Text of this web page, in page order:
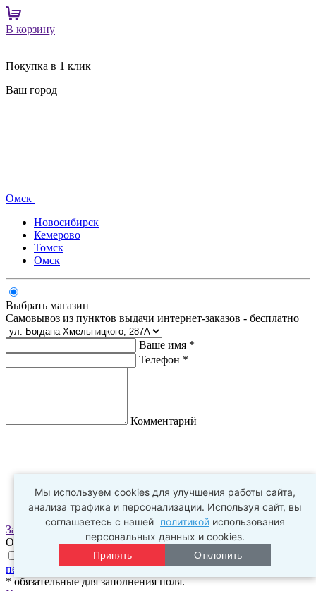
В корзину
Покупка в 1 клик
Ваш город
Омск
Новосибирск
Кемерово
Томск
Омск
Выбрать магазин
Самовывоз из пунктов выдачи интернет-заказов - бесплатно
Ваше имя *
Телефон *
Комментарий
Заказать
Оплата заказа происходит в пункте выдачи
Нажимая на галочку, я соглашаюсь сусловиями обработки
персональных данныхиполитикой конфиденциальности
* обязательные для заполнения поля.
Мы используем cookies для улучшения работы сайта,
анализа трафика и персонализации. Используя сайт, вы
соглашаетесь с нашей политикой использования
персональных данных и cookies.
Принять Отклонить